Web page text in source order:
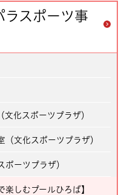
ラスポーツ事
化スポーツプラザ）
文化スポーツプラザ）
ポーツプラザ）
しむプールひろば】